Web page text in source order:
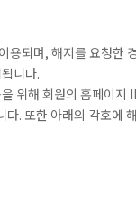
되며, 해지를 요청한
니다.
위해 회원의 홈페이지
. 또한 아래의 각호에